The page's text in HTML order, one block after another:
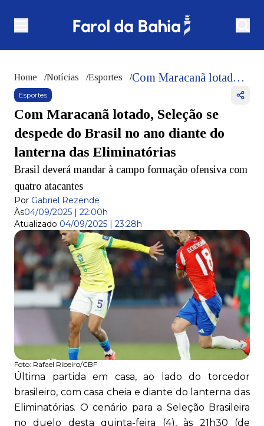
Home /Notícias /Esportes / Com Maracanã lotado, Seleção se despede do Brasil no ano diante do lanterna das Eliminatórias
Esportes
Com Maracanã lotado, Seleção se
despede do Brasil no ano diante do
lanterna das Eliminatórias
Brasil deverá mandar à campo formação ofensiva com
quatro atacantes
Por Gabriel Rezende
Às04/09/2025 | 22:00h
Atualizado 04/09/2025 | 23:28h
Foto: Rafael Ribeiro/CBF
Última partida em casa, ao lado do torcedor
brasileiro, com casa cheia e diante do lanterna das
Eliminatórias. O cenário para a Seleção Brasileira
no duelo desta quinta-feira (4), às 21h30 (de